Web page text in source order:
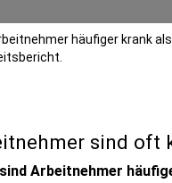
häufiger krank
sind oft
Arbeitnehmer